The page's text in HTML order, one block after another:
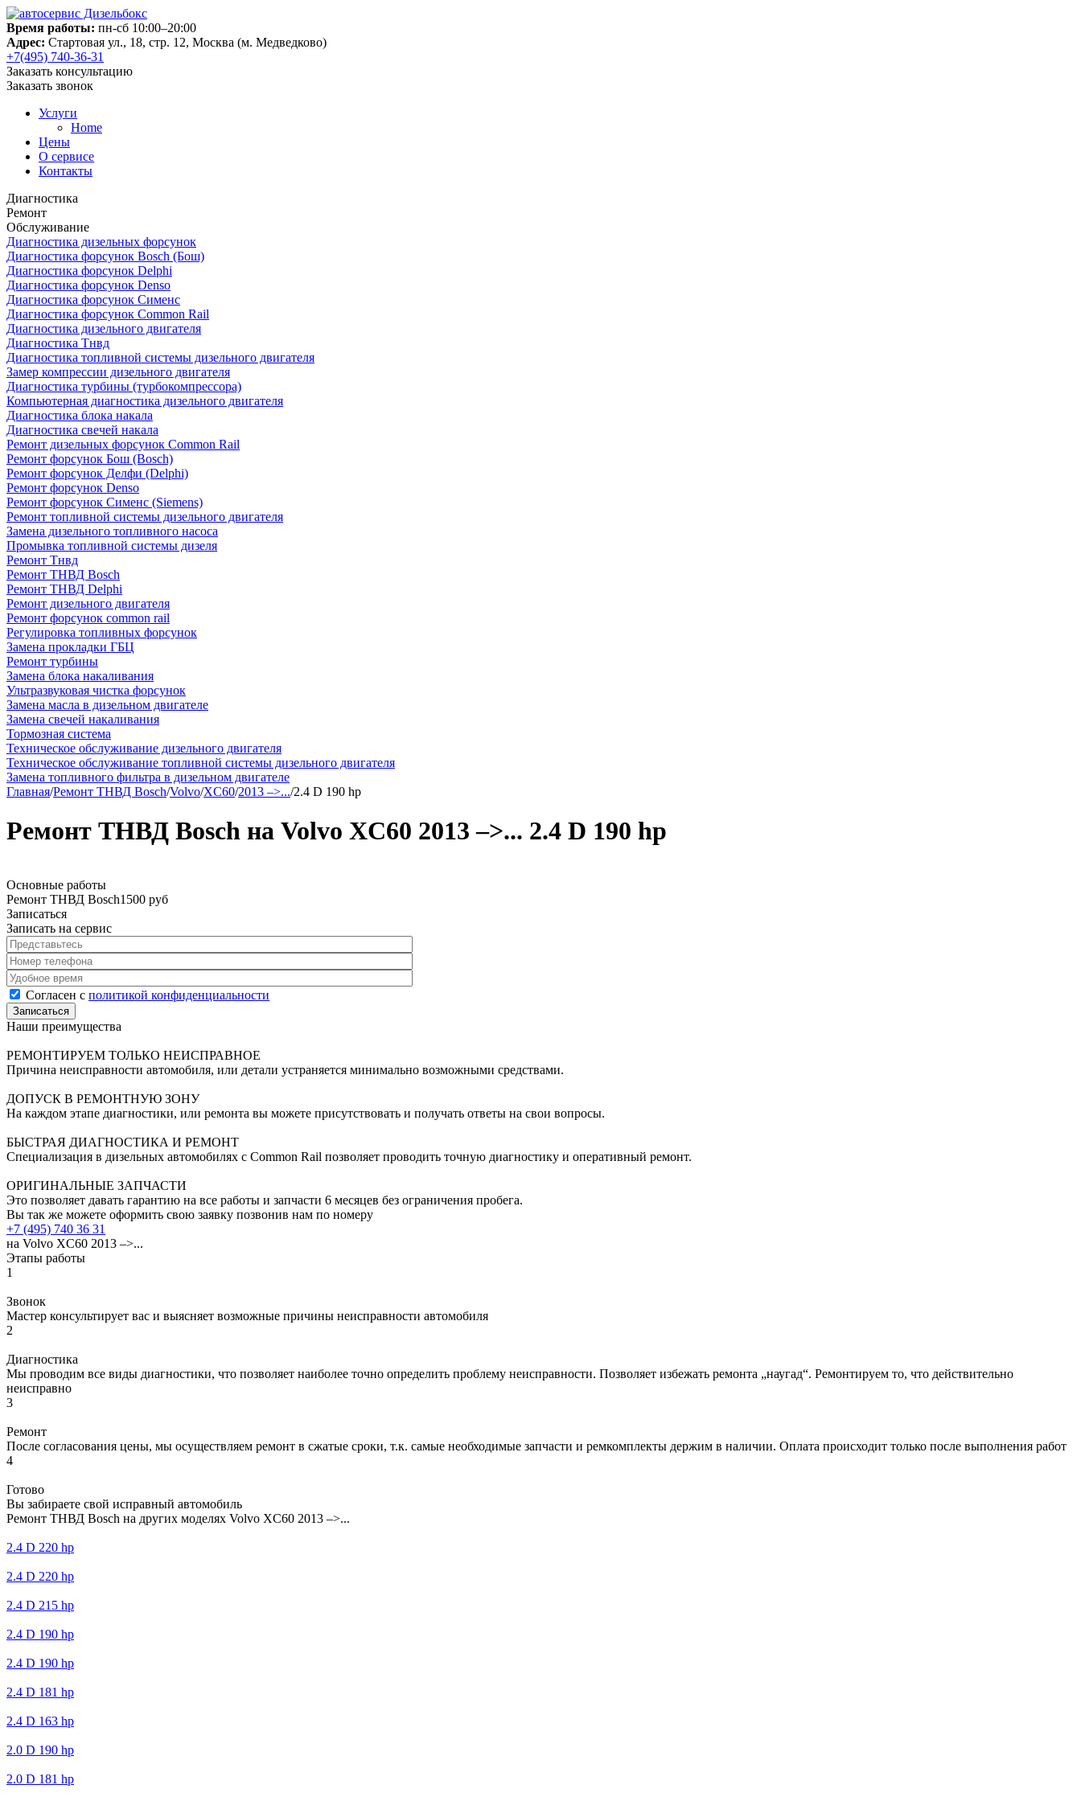
Время работы: пн-сб 10:00–20:00
Адрес: Стартовая ул., 18, стр. 12, Москва (м. Медведково)
+7(495) 740-36-31
Заказать консультацию
Заказать звонок
Услуги
Home
Цены
О сервисе
Контакты
Диагностика
Ремонт
Обслуживание
Диагностика дизельных форсунок
Диагностика форсунок Bosch (Бош)
Диагностика форсунок Delphi
Диагностика форсунок Denso
Диагностика форсунок Сименс
Диагностика форсунок Common Rail
Диагностика дизельного двигателя
Диагностика Тнвд
Диагностика топливной системы дизельного двигателя
Замер компрессии дизельного двигателя
Диагностика турбины (турбокомпрессора)
Компьютерная диагностика дизельного двигателя
Диагностика блока накала
Диагностика свечей накала
Ремонт дизельных форсунок Common Rail
Ремонт форсунок Бош (Bosch)
Ремонт форсунок Делфи (Delphi)
Ремонт форсунок Denso
Ремонт форсунок Сименс (Siemens)
Ремонт топливной системы дизельного двигателя
Замена дизельного топливного насоса
Промывка топливной системы дизеля
Ремонт Тнвд
Ремонт ТНВД Bosch
Ремонт ТНВД Delphi
Ремонт дизельного двигателя
Ремонт форсунок common rail
Регулировка топливных форсунок
Замена прокладки ГБЦ
Ремонт турбины
Замена блока накаливания
Ультразвуковая чистка форсунок
Замена масла в дизельном двигателе
Замена свечей накаливания
Тормозная система
Техническое обслуживание дизельного двигателя
Техническое обслуживание топливной системы дизельного двигателя
Замена топливного фильтра в дизельном двигателе
Главная/Ремонт ТНВД Bosch/Volvo/XC60/2013 –>.../2.4 D 190 hp
Ремонт ТНВД Bosch на Volvo XC60 2013 –>... 2.4 D 190 hp
Основные работы
Ремонт ТНВД Bosch1500 руб
Записаться
Записать на сервис
Представьтесь
Номер телефона
Удобное время
Согласен с политикой конфиденциальности*
Согласен с политикой конфиденциальности
Наши преимущества
РЕМОНТИРУЕМ ТОЛЬКО НЕИСПРАВНОЕ
Причина неисправности автомобиля, или детали устраняется минимально возможными средствами.
ДОПУСК В РЕМОНТНУЮ ЗОНУ
На каждом этапе диагностики, или ремонта вы можете присутствовать и получать ответы на свои вопросы.
БЫСТРАЯ ДИАГНОСТИКА И РЕМОНТ
Специализация в дизельных автомобилях с Common Rail позволяет проводить точную диагностику и оперативный ремонт.
ОРИГИНАЛЬНЫЕ ЗАПЧАСТИ
Это позволяет давать гарантию на все работы и запчасти 6 месяцев без ограничения пробега.
Вы так же можете оформить свою заявку позвонив нам по номеру
+7 (495) 740 36 31
на Volvo XC60 2013 –>...
Этапы работы
1
Звонок
Мастер консультирует вас и выясняет возможные причины неисправности автомобиля
2
Диагностика
Мы проводим все виды диагностики, что позволяет наиболее точно определить проблему неисправности. Позволяет избежать ремонта „наугад“. Ремонтируем то, что действительно
неисправно
3
Ремонт
После согласования цены, мы осуществляем ремонт в сжатые сроки, т.к. самые необходимые запчасти и ремкомплекты держим в наличии. Оплата происходит только после выполнения работ
4
Готово
Вы забираете свой исправный автомобиль
Ремонт ТНВД Bosch на других моделях Volvo XC60 2013 –>...
2.4 D 220 hp
2.4 D 220 hp
2.4 D 215 hp
2.4 D 190 hp
2.4 D 190 hp
2.4 D 181 hp
2.4 D 163 hp
2.0 D 190 hp
2.0 D 181 hp